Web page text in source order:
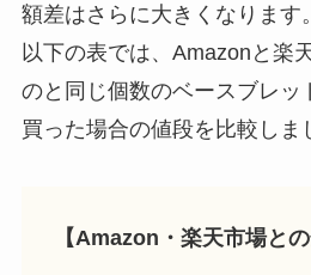
額差はさらに大きくなります。
以下の表では、Amazonと楽
のと同じ個数のベースブレッ
買った場合の値段を比較しま
【Amazon・楽天市場との